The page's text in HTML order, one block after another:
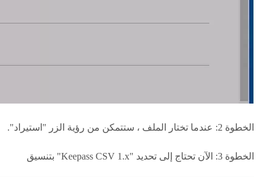
الخطوة 2: عندما تختار الملف ، ستتمكن من رؤية الزر "استيراد".
الخطوة 3: الآن تحتاج إلى تحديد "Keepass CSV 1.x" بتنسيق